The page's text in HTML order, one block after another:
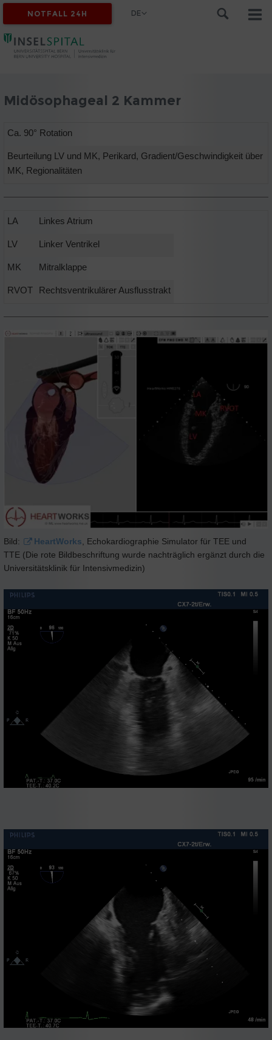
NOTFALL 24H DE
Midösophageal 2 Kammer
Ca. 90° Rotation
Beurteilung LV und MK, Perikard, Gradient/Geschwindigkeit über
MK, Regionalitäten
LA Linkes Atrium
LV Linker Ventrikel
MK Mitralklappe
RVOT Rechtsventrikulärer Ausflusstrakt
Bild: HeartWorks , Echokardiographie Simulator für TEE und
TTE (Die rote Bildbeschriftung wurde nachträglich ergänzt durch die
Universitätsklinik für Intensivmedizin)